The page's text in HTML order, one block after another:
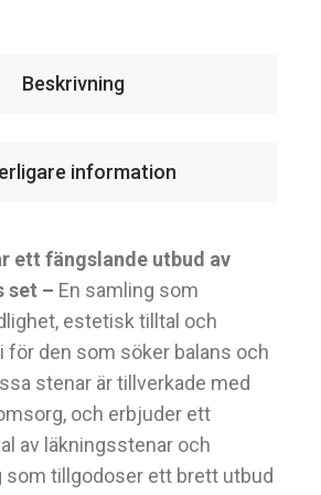
Beskrivning
information
ett fängslande utbud av
set – En samling som
estetisk tilltal och
för den som söker balans och
stenar är tillverkade med
och erbjuder ett
av läkningsstenar och
som tillgodoser ett brett utbud